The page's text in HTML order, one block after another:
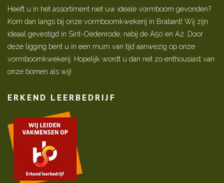
Heeft u in het assortiment niet uw ideale vormboom gevonden?
Kom dan langs bij onze vormboomkwekerij in Brabant! Wij zijn
ideaal gevestigd in Sint-Oedenrode, nabij de A50 en A2. Door
deze ligging bent u in een mum van tijd aanwezig op onze
vormboomkwekerij. Hopelijk wordt u dan net zo enthousiast van
onze bomen als wij!
ERKEND LEERBEDRIJF